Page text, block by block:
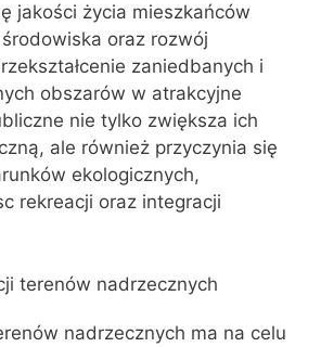
jakości życia mieszkańców
oraz rozwój
zaniedbanych i
obszarów w atrakcyjne
nie tylko zwiększa ich
ale również przyczynia się
ekologicznych,
rekreacji oraz integracji
terenów nadrzecznych
nadrzecznych ma na celu